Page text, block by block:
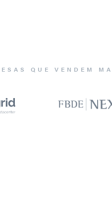
QUE VENDEM